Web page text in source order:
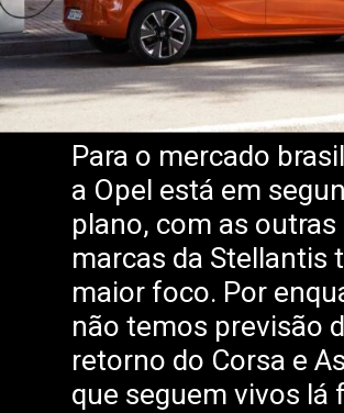
Para o mercado
a Opel está em
plano, com as outras
marcas da Stellantis
maior foco. Por
não temos previsão
retorno do Corsa e
que seguem vivos lá